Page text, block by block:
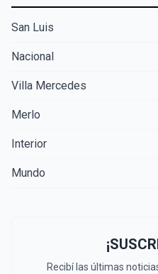
San Luis
Nacional
Villa Mercedes
Merlo
Interior
Mundo
Recibí las últimas